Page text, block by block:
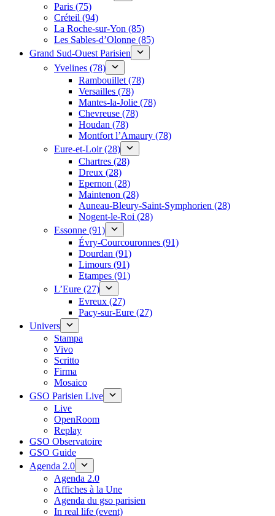
Paris (75)
Créteil (94)
La Roche-sur-Yon (85)
Les Sables-d’Olonne (85)
Grand Sud-Ouest Parisien
Yvelines (78)
Rambouillet (78)
Versailles (78)
Mantes-la-Jolie (78)
Chevreuse (78)
Houdan (78)
Montfort l’Amaury (78)
Eure-et-Loir (28)
Chartres (28)
Dreux (28)
Epernon (28)
Maintenon (28)
Auneau-Bleury-Saint-Symphorien (28)
Nogent-le-Roi (28)
Essonne (91)
Évry-Courcouronnes (91)
Dourdan (91)
Limours (91)
Etampes (91)
L’Eure (27)
Evreux (27)
Pacy-sur-Eure (27)
Univers
Stampa
Vivo
Scritto
Firma
Mosaico
GSO Parisien Live
Live
OpenRoom
Replay
GSO Observatoire
GSO Guide
Agenda 2.0
Agenda 2.0
Affiches à la Une
Agenda du gso parisien
In real life (event)